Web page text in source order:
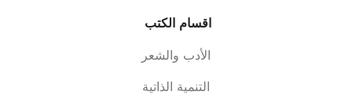
اقسام الكتب
الأدب والشعر
التنمية الذاتية